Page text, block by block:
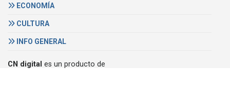
ECONOMÍA
CULTURA
INFO GENERAL
CN digital es un producto de